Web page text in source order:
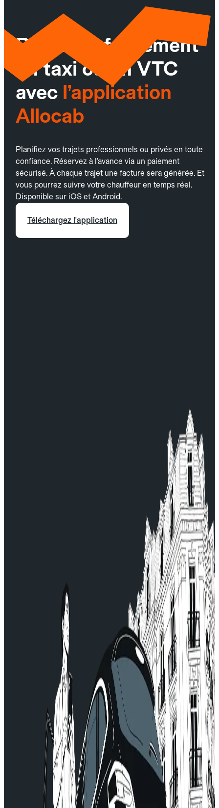
Réservez facilement
un taxi ou un VTC
avec l’application
Allocab
Planifiez vos trajets professionnels ou privés en toute
confiance. Réservez à l’avance via un paiement
sécurisé. À chaque trajet une facture sera générée. Et
vous pourrez suivre votre chauffeur en temps réel.
Disponible sur iOS et Android.
Téléchargez l'application